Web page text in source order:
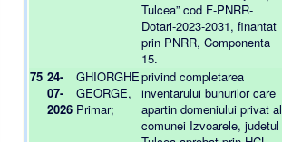
Tulcea” cod F-PNRR-
Dotari-2023-2031, finantat
prin PNRR, Componenta
15.
75 24-
07-
2026
GHIORGHE
GEORGE,
Primar;
privind completarea
inventarului bunurilor care
apartin domeniului privat al
comunei Izvoarele, judetul